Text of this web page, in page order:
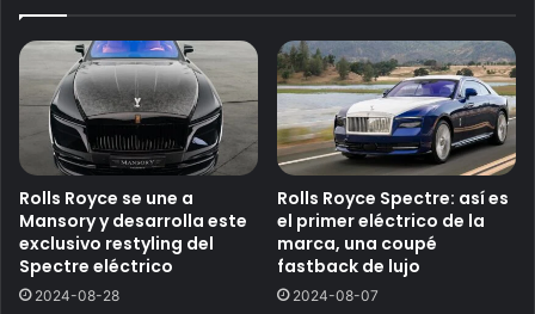
Rolls Royce se une a
Mansory y desarrolla este
exclusivo restyling del
Spectre eléctrico
2024-08-28
Rolls Royce Spectre: así es
el primer eléctrico de la
marca, una coupé
fastback de lujo
2024-08-07